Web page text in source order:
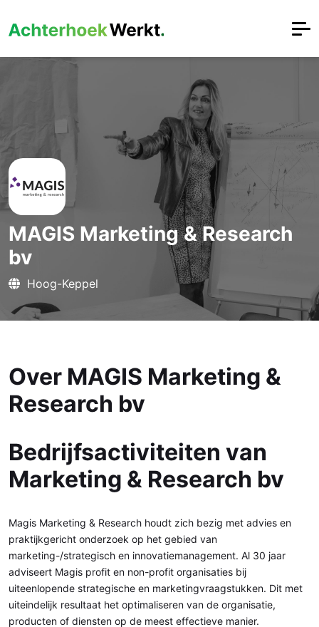
MAGIS Marketing & Research
bv
Hoog-Keppel
Over MAGIS Marketing &
Research bv
Bedrijfsactiviteiten van
Marketing & Research bv
Magis Marketing & Research houdt zich bezig met advies en
praktijkgericht onderzoek op het gebied van
marketing-/strategisch en innovatiemanagement. Al 30 jaar
adviseert Magis profit en non-profit organisaties bij
uiteenlopende strategische en marketingvraagstukken. Dit met
uiteindelijk resultaat het optimaliseren van de organisatie,
producten of diensten op de meest effectieve manier.